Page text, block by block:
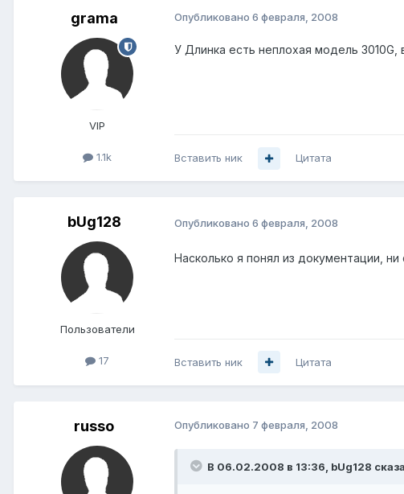
grama
VIP
1.1k
Опубликовано 6 февраля, 2008
У Длинка есть неплохая модель
Вставить ник Цитата
bUg128
Пользователи
17
Опубликовано 6 февраля, 2008
Насколько я понял из документации,
Вставить ник Цитата
russo Опубликовано 7 февраля, 2008
В 06.02.2008 в 13:36, bUg128